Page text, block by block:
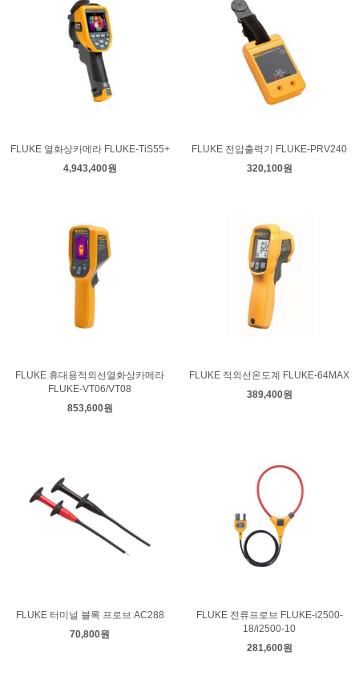
FLUKE 열화상카메라 FLUKE-TiS55+
4,943,400원
FLUKE 전압출력기 FLUKE-PRV240
320,100원
FLUKE 휴대용적외선열화상카메라
FLUKE-VT06/VT08
853,600원
FLUKE 적외선온도계 FLUKE-64MAX
389,400원
FLUKE 터미널 블록 프로브 AC288
70,800원
FLUKE 전류프로브 FLUKE-i2500-
18/i2500-10
281,600원